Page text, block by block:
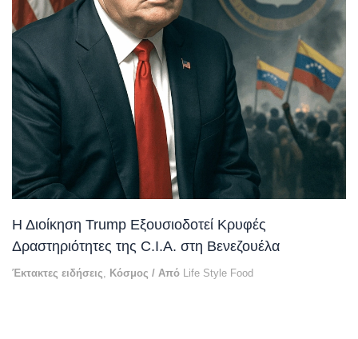
Η Διοίκηση Trump Εξουσιοδοτεί Κρυφές
Δραστηριότητες της C.I.A. στη Βενεζουέλα
Έκτακτες ειδήσεις Κόσμος / Από Life Style Food